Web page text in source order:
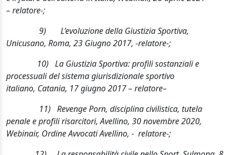
– relatore-;
9)
L’evoluzione della Giustizia Sportiva,
Unicusano, Roma, 23 Giugno 2017, -relatore-;
10) La Giustizia Sportiva: profili sostanziali e
processuali del sistema giurisdizionale sportivo
italiano, Catania, 17 giugno 2017 – relatore–
11) Revenge Porn, disciplina civilistica, tutela
penale e profili risarcitori, Avellino, 30 novembre 2020,
Webinair, Ordine Avvocati Avellino, - relatore-;